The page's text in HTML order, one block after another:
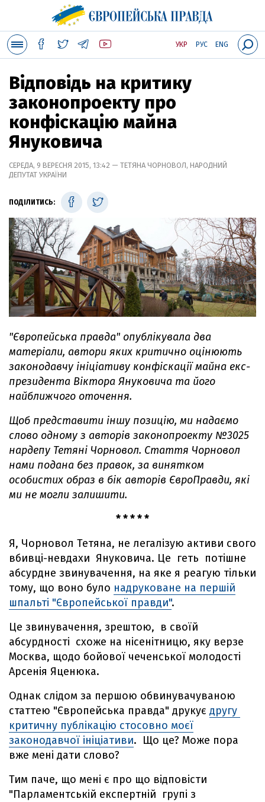
УКР РУС ENG
Відповідь на критику
законопроекту про
конфіскацію майна
Януковича
СЕРЕДА, 9 ВЕРЕСНЯ 2015, 13:42 — ТЕТЯНА ЧОРНОВОЛ, НАРОДНИЙ
ДЕПУТАТ УКРАЇНИ
ПОДІЛИТИСЬ:
"Європейська правда" опублікувала два
матеріали, автори яких критично оцінюють
законодавчу ініціативу конфіскації майна екс-
президента Віктора Януковича та його
найближчого оточення.
Щоб представити іншу позицію, ми надаємо
слово одному з авторів законопроекту №3025
нардепу Тетяні Чорновол. Стаття Чорновол
нами подана без правок, за винятком
особистих образ в бік авторів ЄвроПравди, які
ми не могли залишити.
* * * * *
Я, Чорновол Тетяна, не легалізую активи свого
вбивці-невдахи Януковича. Це геть потішне
абсурдне звинувачення, на яке я реагую тільки
тому, що воно було надруковане на першій
шпальті "Європейської правди".
Це звинувачення, зрештою, в своїй
абсурдності схоже на нісенітницю, яку верзе
Москва, щодо бойової чеченської молодості
Арсенія Яценюка.
Однак слідом за першою обвинувачуваною
статтею "Європейська правда" друкує другу
критичну публікацію стосовно моєї
законодавчої ініціативи. Що це? Може пора
вже мені дати слово?
Тим паче, що мені є про що відповісти
"Парламентській експертній групі з